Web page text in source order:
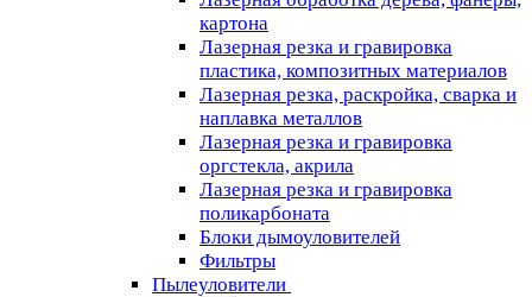
картона
Лазерная резка и гравировка
пластика, композитных материалов
Лазерная резка, раскройка, сварка и
наплавка металлов
Лазерная резка и гравировка
оргстекла, акрила
Лазерная резка и гравировка
поликарбоната
Блоки дымоуловителей
Фильтры
Пылеуловители